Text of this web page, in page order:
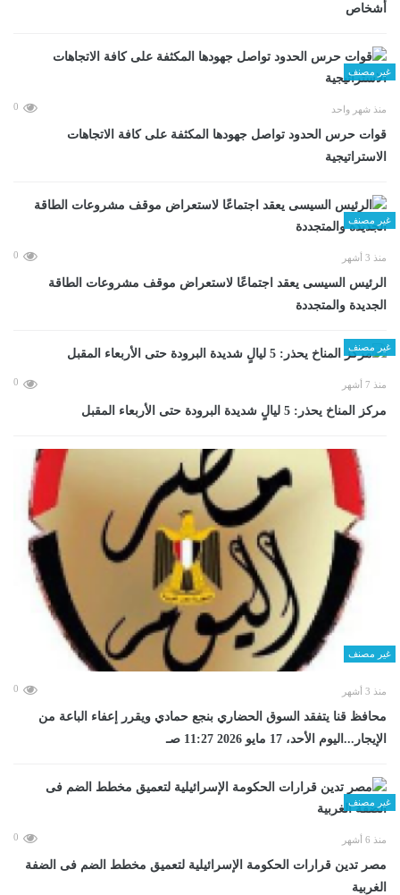
أشخاص
غير مصنف
منذ شهر واحد 0
قوات حرس الحدود تواصل جهودها المكثفة على كافة الاتجاهات
الاستراتيجية
غير مصنف
منذ 3 أشهر 0
الرئيس السيسى يعقد اجتماعًا لاستعراض موقف مشروعات الطاقة
الجديدة والمتجددة
غير مصنف
منذ 7 أشهر 0
مركز المناخ يحذر: 5 ليالٍ شديدة البرودة حتى الأربعاء المقبل
غير مصنف
منذ 3 أشهر 0
محافظ قنا يتفقد السوق الحضاري بنجع حمادي ويقرر إعفاء الباعة من
الإيجار...اليوم الأحد، 17 مايو 2026 11:27 صـ
غير مصنف
منذ 6 أشهر 0
مصر تدين قرارات الحكومة الإسرائيلية لتعميق مخطط الضم فى الضفة
الغربية